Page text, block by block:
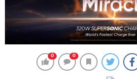
0 0